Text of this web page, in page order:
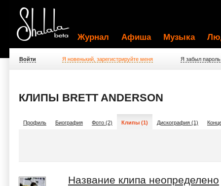
Журнал Афиша Музыка
Войти Я новенький, зарегистрируйте меня Я забыл пароль
КЛИПЫ BRETT ANDERSON
Профиль Биография Фото (2) Клипы (1) Дискография (1)
Название клипа неопределено